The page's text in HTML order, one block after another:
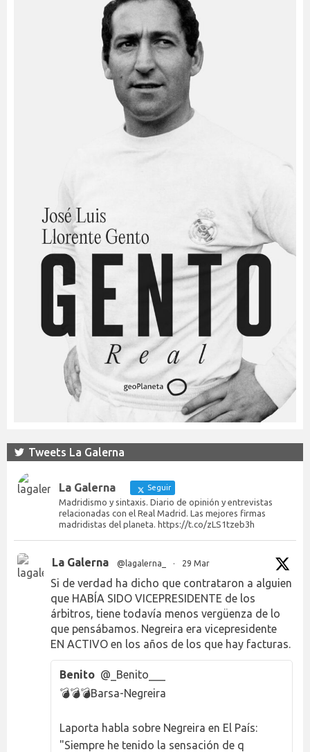
Tweets La Galerna
La Galerna Seguir
Madridismo y sintaxis. Diario de opinión y entrevistas
relacionadas con el Real Madrid. Las mejores firmas
madridistas del planeta. https://t.co/zLS1tzeb3h
La Galerna @lagalerna_ · 29 Mar
Si de verdad ha dicho que contrataron a alguien
que HABÍA SIDO VICEPRESIDENTE de los
árbitros, tiene todavía menos vergüenza de lo
que pensábamos. Negreira era vicepresidente
EN ACTIVO en los años de los que hay facturas.
Benito @_Benito___
💣💣💣Barsa-Negreira
Laporta habla sobre Negreira en El País:
"Siempre he tenido la sensación de q